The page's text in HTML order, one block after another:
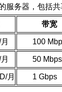
务器，包括
带宽
100
50 Mbps
月 1 Gbps